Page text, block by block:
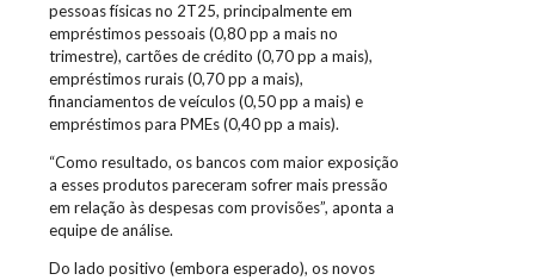
pessoas físicas no 2T25, principalmente em
empréstimos pessoais (0,80 pp a mais no
trimestre), cartões de crédito (0,70 pp a mais),
empréstimos rurais (0,70 pp a mais),
financiamentos de veículos (0,50 pp a mais) e
empréstimos para PMEs (0,40 pp a mais).
“Como resultado, os bancos com maior exposição
a esses produtos pareceram sofrer mais pressão
em relação às despesas com provisões”, aponta a
equipe de análise.
Do lado positivo (embora esperado), os novos